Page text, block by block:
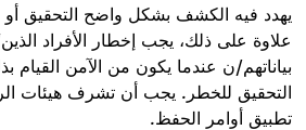
يهدد فيه الكشف بشكل واضح التحقيق
علاوة على ذلك، يجب إخطار الأفراد
بياناتهم/ن عندما يكون من الآمن القيام
التحقيق للخطر. يجب أن تشرف هيئات
تطبيق أوامر الحفظ.